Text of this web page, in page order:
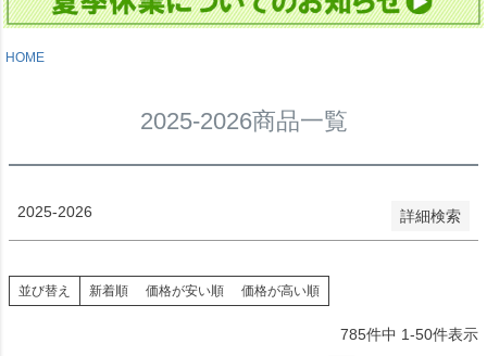
HOME
2025-2026商品一覧
2025-2026 詳細検索
登録順
キーワードヒット順
検索
並び替え 新着順 価格が安い順 価格が高い順
785件中 1-50件表示